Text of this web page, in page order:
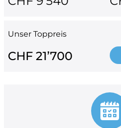
Unser Toppreis
CHF 21’700